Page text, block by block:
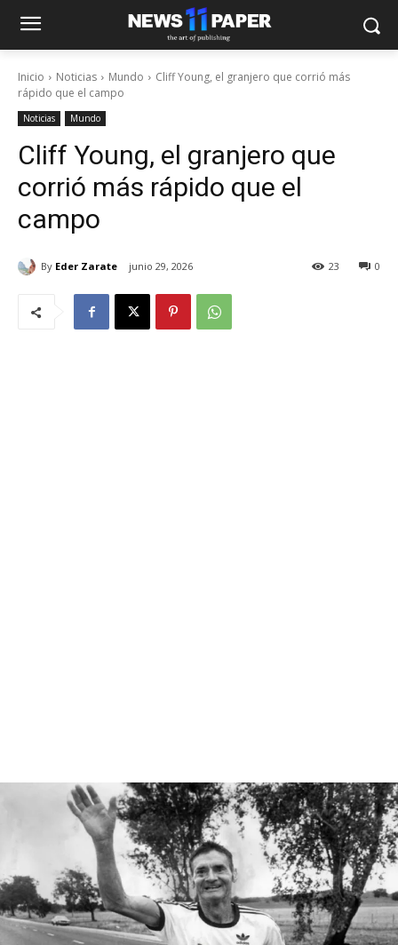
Inicio Noticias Mundo
Cliff Young, el granjero que corrió más
rápido que el campo
Noticias Mundo
Cliff Young, el granjero que
corrió más rápido que el
campo
By Eder Zarate junio 29, 2026 0
23